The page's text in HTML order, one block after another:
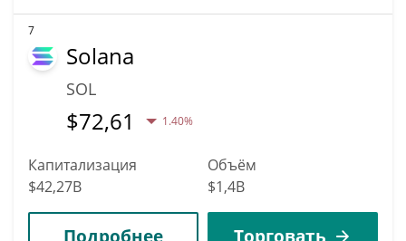
7
Solana
SOL
$72,61 1.40%
Капитализация
$42,27B
Объём
$1,4B
Подробнее Торговать